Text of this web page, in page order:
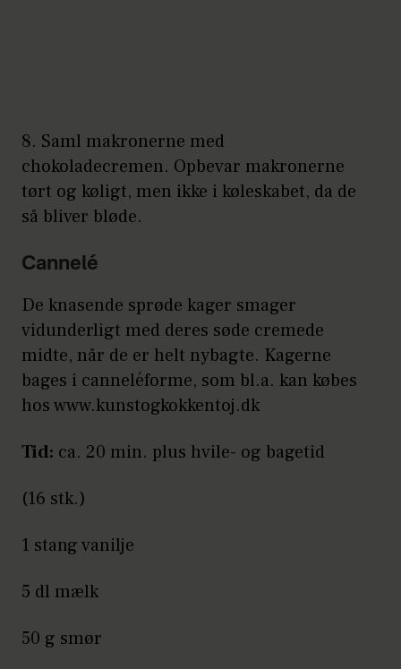
8. Saml makronerne med
chokoladecremen. Opbevar makronerne
tørt og køligt, men ikke i køleskabet, da de
så bliver bløde.
Cannelé
De knasende sprøde kager smager
vidunderligt med deres søde cremede
midte, når de er helt nybagte. Kagerne
bages i canneléforme, som bl.a. kan købes
hos www.kunstogkokkentoj.dk
Tid: ca. 20 min. plus hvile- og bagetid
(16 stk.)
1 stang vanilje
5 dl mælk
50 g smør